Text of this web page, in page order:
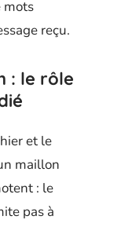
mots
reçu.
: le rôle
et le
maillon
: le
pas à